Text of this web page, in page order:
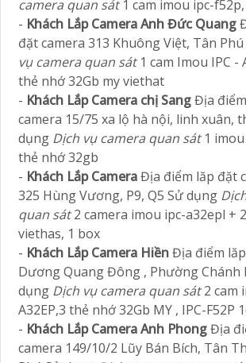
camera quan sát1 cam imou ipc-
- Khách Lắp Camera Anh Đức Quang
đặt camera 313 Khuông Việt, Tân
vụ camera quan sát1 cam Imou IPC -
thẻ nhớ 32Gb my viethat
- Khách Lắp Camera chị SangĐịa
camera 15/75 xa lộ hà nội, linh xuân,
dụng Dịch vụ camera quan sát1
thẻ nhớ 32gb
- Khách Lắp CameraĐịa điểm lăp đặt
325 Hùng Vương, P9, Q5 Sử dụng
quan sát2 camera imou ipc-a32epl +
viethas, 1 box
- Khách Lắp Camera HiềnĐịa điểm
Dương Quang Đông , Phường Chánh
dụng Dịch vụ camera quan sát2 cam
A32EP,3 thẻ nhớ 32Gb MY , IPC-F52P
- Khách Lắp Camera Anh PhongĐịa
camera 149/10/2 Lũy Bán Bích, Tân